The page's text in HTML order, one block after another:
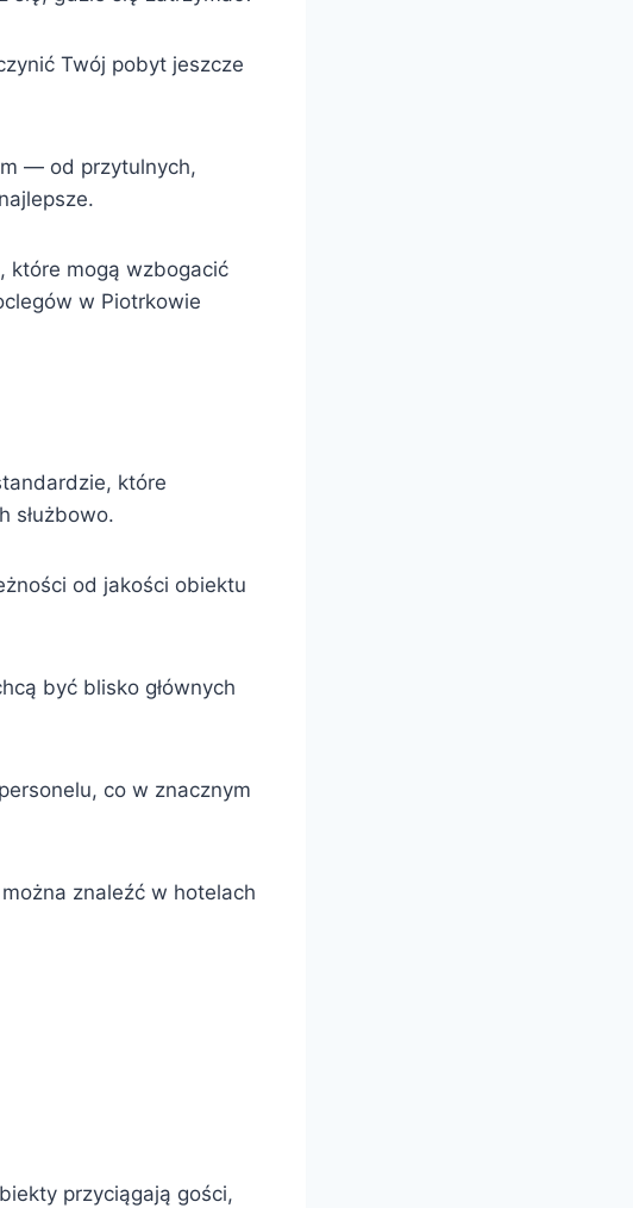
Twój pobyt jeszcze
— od przytulnych,
które mogą wzbogacić
w Piotrkowie
które
służbowo.
od jakości obiektu
być blisko głównych
co w znacznym
znaleźć w hotelach
przyciągają gości,